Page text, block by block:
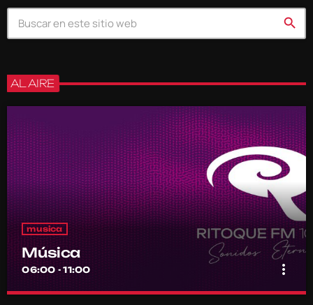
search
AL AIRE
musica
Música
06:00 - 11:00 more_vert